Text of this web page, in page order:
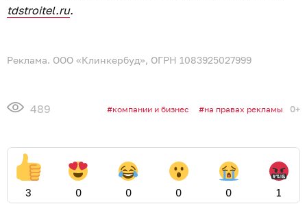
tdstroitel.ru.
Реклама. ООО «Клинкербуд», ОГРН 1083925027999
489 компании и бизнес на правах рекламы 0+
3 0 0 0 0 1